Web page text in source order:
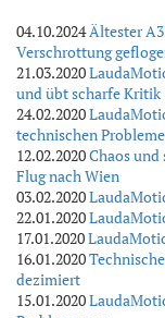
04.10.2024Ältester
Verschrottung
21.03.2020
und übt scharfe Kritik
24.02.2020
technischen
12.02.2020Chaos
Flug nach Wien
03.02.2020
22.01.2020
17.01.2020
16.01.2020
dezimiert
15.01.2020